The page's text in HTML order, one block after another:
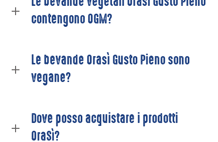
Le bevande vegetali Orasì Gusto Pieno
contengono OGM?
Le bevande Orasì Gusto Pieno sono
vegane?
Dove posso acquistare i prodotti
OraSì?